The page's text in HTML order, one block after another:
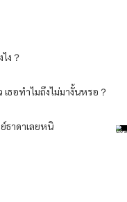
ง？
ธอทำไมถึงไม่มางั้นหรอ？
ธาดาเลยหนิ